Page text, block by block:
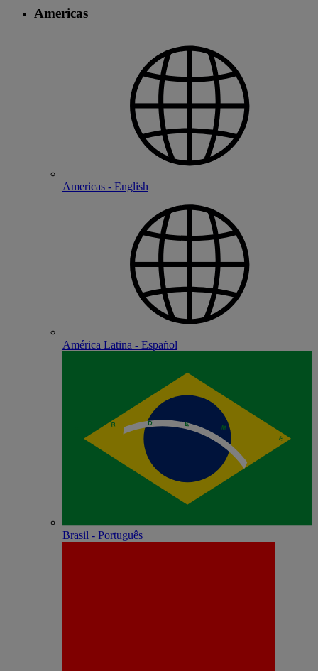
Americas
Americas - English
América Latina - Español
Brasil - Português